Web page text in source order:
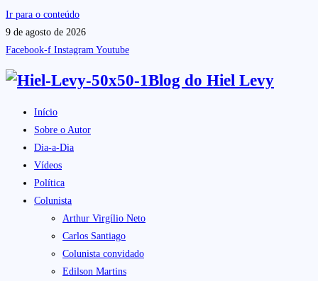
Ir para o conteúdo
9 de agosto de 2026
Facebook-f Instagram Youtube
Blog do Hiel Levy
Início
Sobre o Autor
Dia-a-Dia
Vídeos
Política
Colunista
Arthur Virgílio Neto
Carlos Santiago
Colunista convidado
Edilson Martins